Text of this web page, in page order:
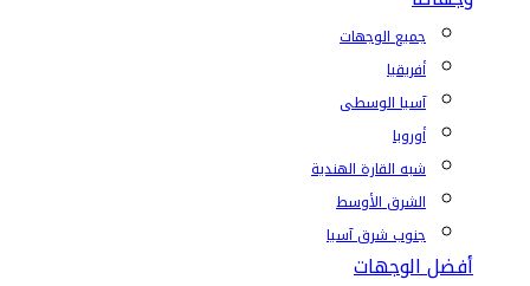
جميع الوجهات
أفريقيا
آسيا الوسطى
أوروبا
شبه القارة الهندية
الشرق الأوسط
جنوب شرق آسيا
أفضل الوجهات